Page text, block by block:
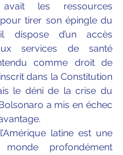
les ressources
tirer son épingle du
dispose d’un accès
services de santé
comme droit de
dans la Constitution
le déni de la crise du
a mis en échec
latine est une
profondément